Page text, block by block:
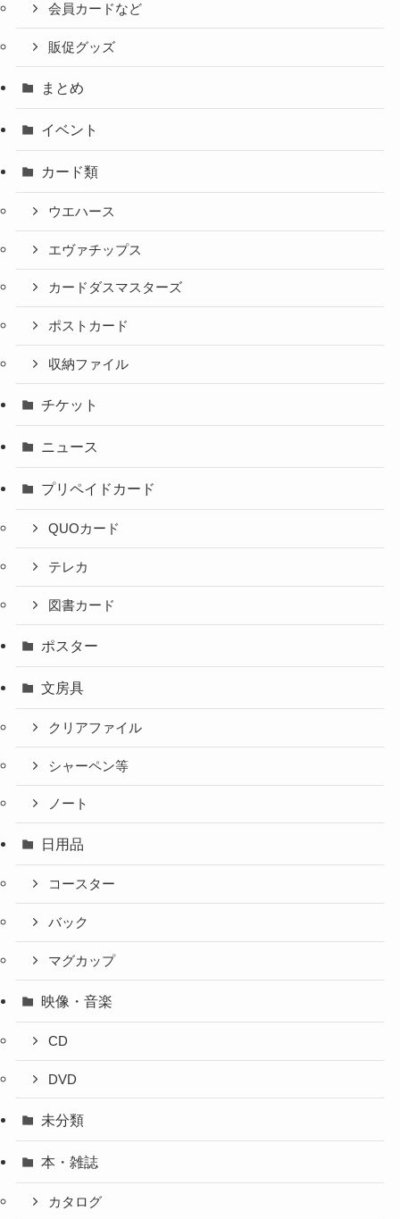
会員カードなど
販促グッズ
まとめ
イベント
カード類
ウエハース
エヴァチップス
カードダスマスターズ
ポストカード
収納ファイル
チケット
ニュース
プリペイドカード
QUOカード
テレカ
図書カード
ポスター
文房具
クリアファイル
シャーペン等
ノート
日用品
コースター
バック
マグカップ
映像・音楽
CD
DVD
未分類
本・雑誌
カタログ